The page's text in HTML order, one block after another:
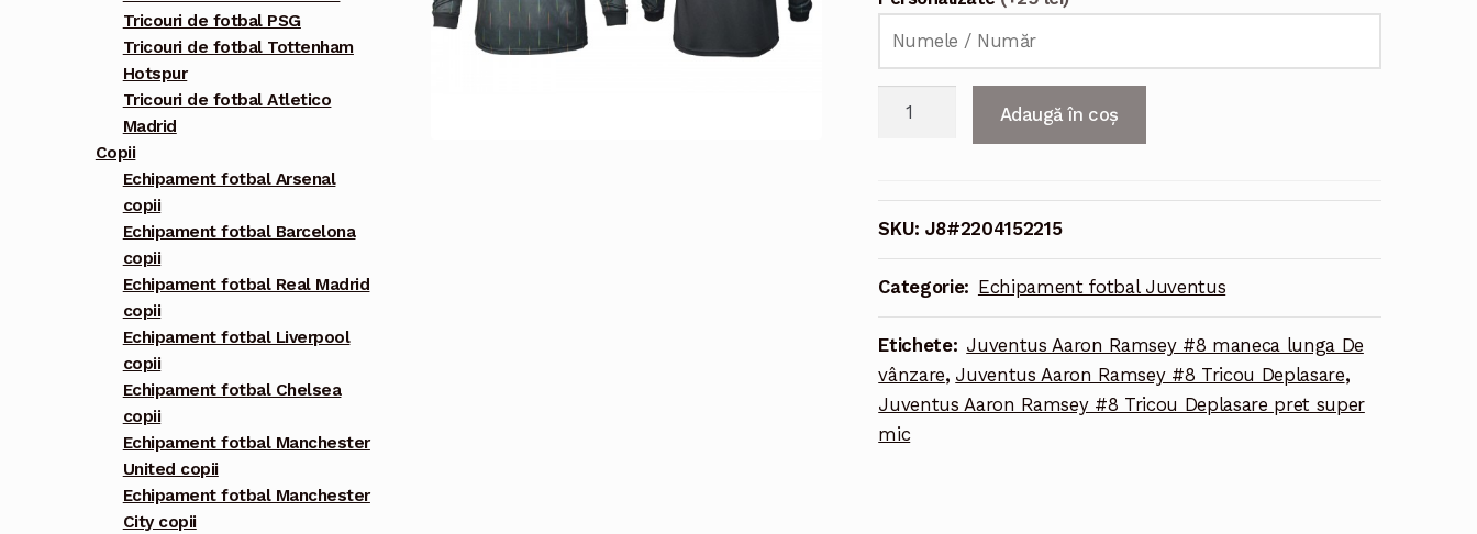
Aaron
#8
Deplasare
2021-
2022
maneca
Adaugă în coș
SKU: J8#2204152215
Categorie: Echipament fotbal Juventus
Etichete: Juventus Aaron Ramsey #8 maneca lunga De
vânzare, Juventus Aaron Ramsey #8 Tricou Deplasare,
Juventus Aaron Ramsey #8 Tricou Deplasare pret super
mic
Tricouri de fotbal PSG
Tricouri de fotbal Tottenham
Hotspur
Tricouri de fotbal Atletico
Madrid
Copii
Echipament fotbal Arsenal
copii
Echipament fotbal Barcelona
copii
Echipament fotbal Real Madrid
copii
Echipament fotbal Liverpool
copii
Echipament fotbal Chelsea
copii
Echipament fotbal Manchester
United copii
Echipament fotbal Manchester
City copii